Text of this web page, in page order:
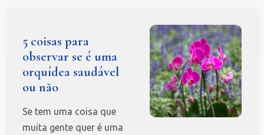
5 coisas para
observar se é uma
orquídea saudável
ou não
Se tem uma coisa que
muita gente quer é uma